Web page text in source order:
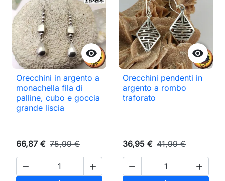

Orecchini in argento a
monachella fila di
palline, cubo e goccia
grande liscia
66,87 € 75,99 €
 

Orecchini pendenti in
argento a rombo
traforato
36,95 € 41,99 €
 